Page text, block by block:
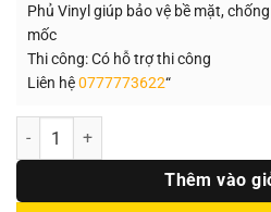
Phủ Vinyl giúp bảo vệ bề mặt,
mốc
Thi công: Có hỗ trợ thi công
Liên hệ0777773622“
Số lượng
Thêm vào